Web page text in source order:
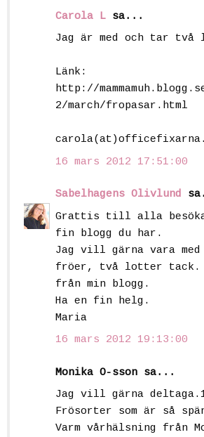
Carola L sa...
Jag är med och tar två
Länk:
http://
2/march/fropasar.html
16 mars 2012 17:51:00
Sabelhagens Olivlund
Grattis till alla
fin blogg du har.
Jag vill gärna vara med
fröer, två lotter tack.
från min blogg.
Ha en fin helg.
Maria
16 mars 2012 19:13:00
Monika O-sson sa...
Jag vill gärna
Frösorter som är så
Varm vårhälsning från